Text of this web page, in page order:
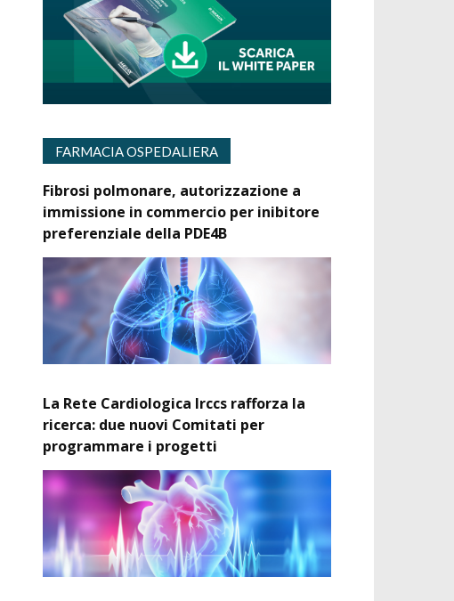
FARMACIA OSPEDALIERA
Fibrosi polmonare, autorizzazione a
immissione in commercio per inibitore
preferenziale della PDE4B
La Rete Cardiologica Irccs rafforza la
ricerca: due nuovi Comitati per
programmare i progetti